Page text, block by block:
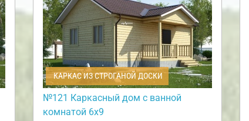
КАРКАС ИЗ СТРОГАНОЙ ДОСКИ
№121 Каркасный дом с ванной
комнатой 6х9